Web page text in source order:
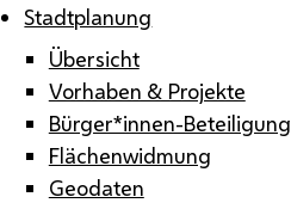
Stadtplanung
Übersicht
Vorhaben & Projekte
Bürger*innen-Beteiligung
Flächenwidmung
Geodaten